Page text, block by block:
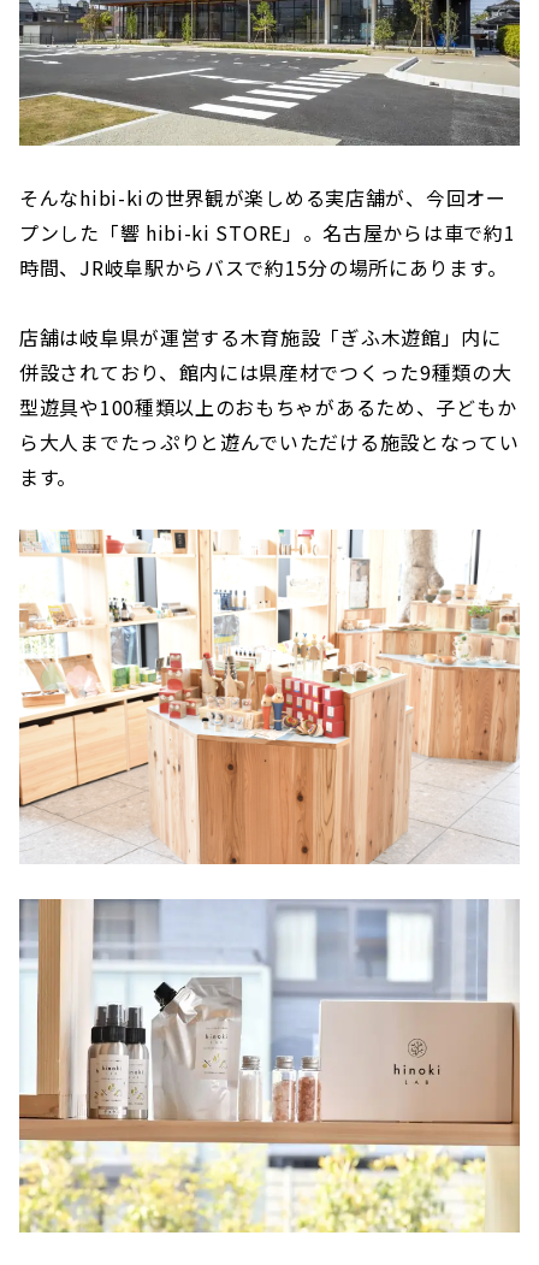
そんなhibi-kiの世界観が楽しめる実店舗が、今回オー
プンした「響 hibi-ki STORE」。名古屋からは車で約1
時間、JR岐阜駅からバスで約15分の場所にあります。
店舗は岐阜県が運営する木育施設「ぎふ木遊館」内に
併設されており、館内には県産材でつくった9種類の大
型遊具や100種類以上のおもちゃがあるため、子どもか
ら大人までたっぷりと遊んでいただける施設となってい
ます。